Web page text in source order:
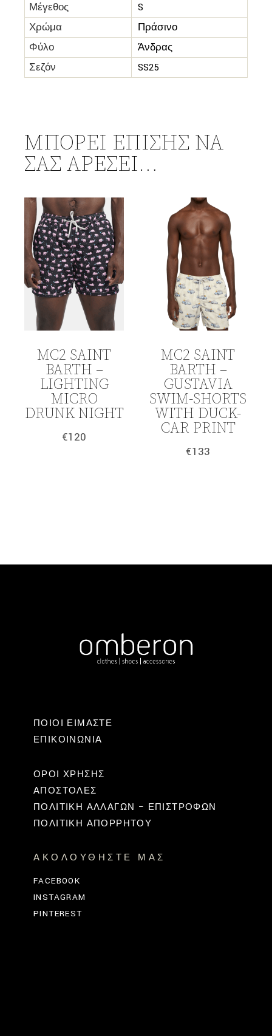
Μέγεθος
S
Χρώμα
Πράσινο
Φύλο
Άνδρας
Σεζόν
SS25
ΜΠΟΡΕΊ ΕΠΊΣΗΣ ΝΑ
ΣΑΣ ΑΡΈΣΕΙ…
MC2 SAINT
BARTH –
LIGHTING
MICRO
DRUNK NIGHT
€120
MC2 SAINT
BARTH –
GUSTAVIA
SWIM-SHORTS
WITH DUCK-
CAR PRINT
€133
ΠΟΙΟΙ ΕΙΜΑΣΤΕ
ΕΠΙΚΟΙΝΩΝΊΑ
ΟΡΟΙ ΧΡΗΣΗΣ
ΑΠΟΣΤΟΛΕΣ
ΠΟΛΙΤΙΚΉ ΑΛΛΑΓΏΝ – ΕΠΙΣΤΡΟΦΏΝ
ΠΟΛΙΤΙΚΗ ΑΠΟΡΡΗΤΟΥ
ΑΚΟΛΟΥΘΉΣΤΕ ΜΑΣ
FACEBOOK
INSTAGRAM
PINTEREST